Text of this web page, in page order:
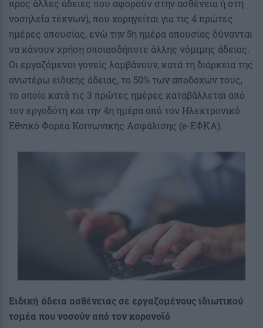
προς άλλες άδειες που αφορούν στην ασθένεια ή στη
νοσηλεία τέκνων), που χορηγείται για τις 4 πρώτες
ημέρες απουσίας, ενώ την 5η ημέρα απουσίας δύνανται
να κάνουν χρήση οποιασδήποτε άλλης νόμιμης άδειας.
Οι εργαζόμενοι γονείς λαμβάνουν, κατά τη διάρκεια της
ανωτέρω ειδικής άδειας, το 50% των αποδοχών τους,
το οποίο κατά τις 3 πρώτες ημέρες καταβάλλεται από
τον εργοδότη και την 4η ημέρα από τον Ηλεκτρονικό
Εθνικό Φορέα Κοινωνικής Ασφάλισης (e-ΕΦΚΑ).
Ειδική άδεια ασθένειας σε εργαζομένους ιδιωτικού
τομέα που νοσούν από τον κορονοϊό